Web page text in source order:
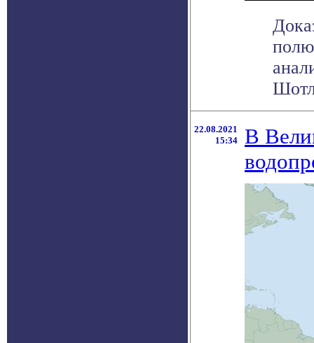
22.08.2021
15:34
В